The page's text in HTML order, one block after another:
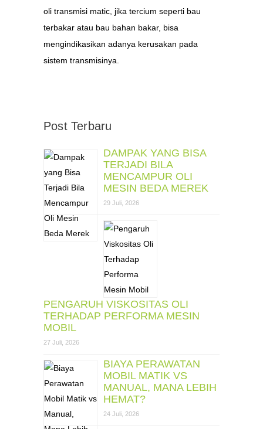
oli transmisi matic, jika tercium seperti bau
terbakar atau bau bahan bakar, bisa
mengindikasikan adanya kerusakan pada
sistem transmisinya.
Post Terbaru
DAMPAK YANG BISA
TERJADI BILA
MENCAMPUR OLI
MESIN BEDA MEREK
29 Juli, 2026
PENGARUH VISKOSITAS OLI
TERHADAP PERFORMA MESIN
MOBIL
27 Juli, 2026
BIAYA PERAWATAN
MOBIL MATIK VS
MANUAL, MANA LEBIH
HEMAT?
24 Juli, 2026